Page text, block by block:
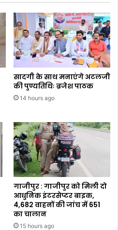
सादगी के साथ मनाएंगे अटलजी
की पुण्यतिथिः ब्रजेश पाठक
14 hours ago
गाजीपुर : गाजीपुर को मिली दो
आधुनिक इंटरसेप्टर बाइक,
4,682 वाहनों की जांच में 651
का चालान
15 hours ago